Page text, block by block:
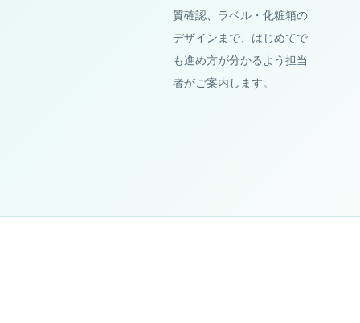
質確認、ラベル・化粧箱の
デザインまで、はじめてで
も進め方が分かるよう担当
者がご案内します。